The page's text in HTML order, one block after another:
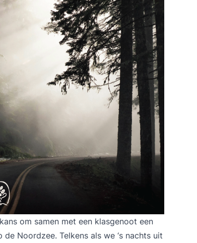
om samen met een klasgenoot een
Noordzee. Telkens als we ‘s nachts uit